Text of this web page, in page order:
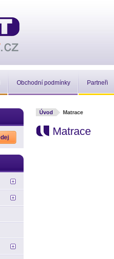
Obchodní podmínky Partneři
Úvod Matrace
Matrace